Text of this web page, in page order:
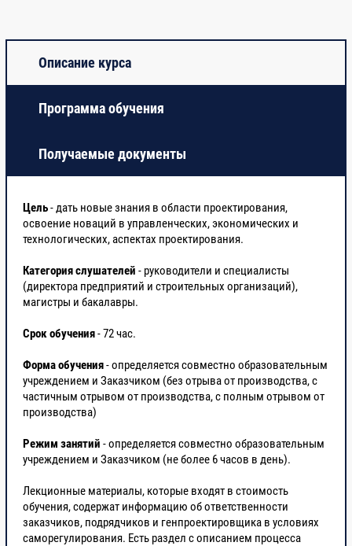
Описание курса
Программа обучения
Получаемые документы
Цель- дать новые знания в области проектирования,
освоение новаций в управленческих, экономических и
технологических, аспектах проектирования.
Категория слушателей - руководители и специалисты
(директора предприятий и строительных организаций),
магистры и бакалавры.
Срок обучения- 72 час.
Форма обучения- определяется совместно образовательным
учреждением и Заказчиком (без отрыва от производства, с
частичным отрывом от производства, с полным отрывом от
производства)
Режим занятий - определяется совместно образовательным
учреждением и Заказчиком (не более 6 часов в день).
Лекционные материалы, которые входят в стоимость
обучения, содержат информацию об ответственности
заказчиков, подрядчиков и генпроектировщика в условиях
саморегулирования. Есть раздел с описанием процесса